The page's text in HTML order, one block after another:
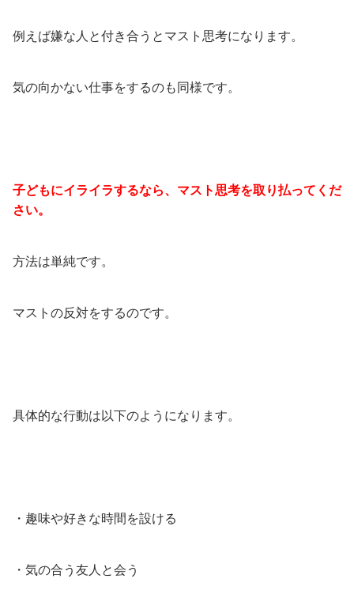
例えば嫌な人と付き合うとマスト思考になります。
気の向かない仕事をするのも同様です。
子どもにイライラするなら、マスト思考を取り払ってくだ
さい。
方法は単純です。
マストの反対をするのです。
具体的な行動は以下のようになります。
・趣味や好きな時間を設ける
・気の合う友人と会う